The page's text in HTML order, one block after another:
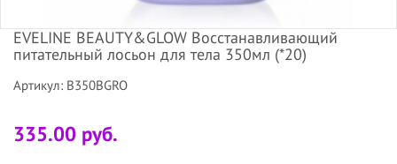
EVELINE BEAUTY&GLOW Восстанавливающий
питательный лосьон для тела 350мл (*20)
Артикул: B350BGRO
335.00 руб.